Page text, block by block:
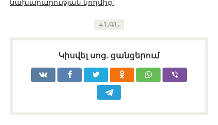
նախարարության կողմից:
ՆԳՆ
Կիսվել սոց․ ցանցերում